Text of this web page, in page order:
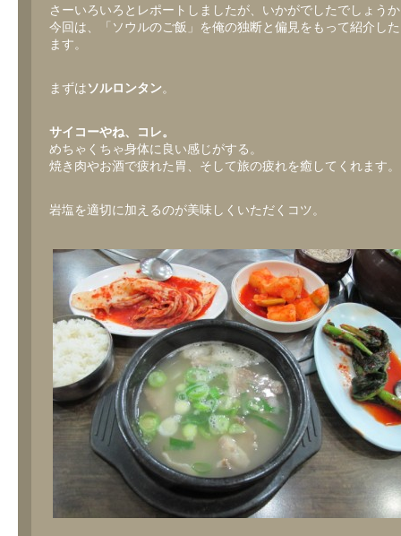
は
さーいろいろとレポートしましたが、いかがでしたでしょう
今回は、「ソウルのご飯」を俺の独断と偏見をもって紹介し
ます。
まずはソルロンタン。
サイコーやね、コレ。
めちゃくちゃ身体に良い感じがする。
焼き肉やお酒で疲れた胃、そして旅の疲れを癒してくれます。
岩塩を適切に加えるのが美味しくいただくコツ。